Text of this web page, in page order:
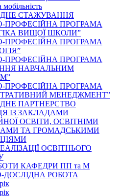
СТАЖУВАННЯ
ПРОФЕСІЙНА ПРОГРАМА
ВИЩОЇ ШКОЛИ”
ПРОФЕСІЙНА ПРОГРАМА
ПРОФЕСІЙНА ПРОГРАМА
НАВЧАЛЬНИМ
ПРОФЕСІЙНА ПРОГРАМА
МЕНЕДЖМЕНТ”
ПАРТНЕРСТВО
ІЗ ЗАКЛАДАМИ
ОСВІТИ, ОСВІТНІМИ
ТА ГРОМАДСЬКИМИ
ОСВІТНЬОГО
КАФЕДРИ ПП та М
РОБОТА